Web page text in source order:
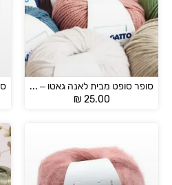
סופר סופט מבית לאנה גאטו – SUPER SOFT
₪ 25.00